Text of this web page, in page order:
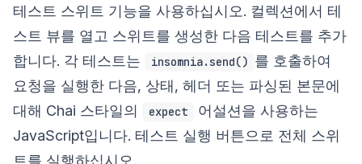
테스트 스위트 기능을 사용하십시오. 컬렉션에서 테
스트 뷰를 열고 스위트를 생성한 다음 테스트를 추가
합니다. 각 테스트는
insomnia.send() 를 호출하여
요청을 실행한 다음, 상태, 헤더 또는 파싱된 본문에
대해 Chai 스타일의
expect
어설션을 사용하는
JavaScript입니다. 테스트 실행 버튼으로 전체 스위
트를 실행하십시오.